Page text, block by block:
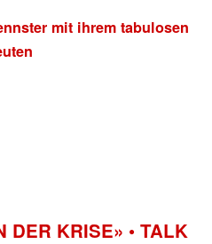
mit ihrem tabulosen
DER KRISE» • TALK